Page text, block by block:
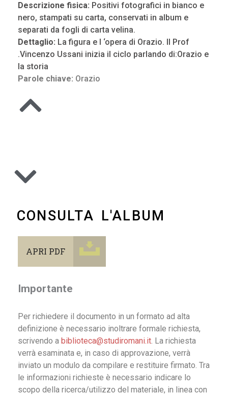
Descrizione fisica: Positivi fotografici in bianco e
nero, stampati su carta, conservati in album e
separati da fogli di carta velina.
Dettaglio: La figura e l ‘opera di Orazio. Il Prof
.Vincenzo Ussani inizia il ciclo parlando di:Orazio e
la storia
Parole chiave: Orazio
CONSULTA L'ALBUM
APRI PDF
Importante
Per richiedere il documento in un formato ad alta
definizione è necessario inoltrare formale richiesta,
scrivendo a biblioteca@studiromani.it. La richiesta
verrà esaminata e, in caso di approvazione, verrà
inviato un modulo da compilare e restituire firmato. Tra
le informazioni richieste è necessario indicare lo
scopo della ricerca/utilizzo del materiale, in linea con